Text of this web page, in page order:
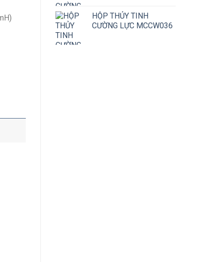
HỘP THỦY TINH
CƯỜNG LỰC MCCW036
số lượng